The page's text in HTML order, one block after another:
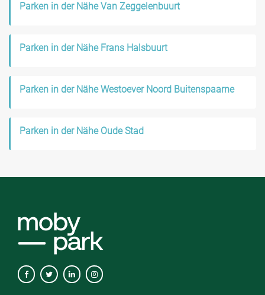
Parken in der Nähe Van Zeggelenbuurt
Parken in der Nähe Frans Halsbuurt
Parken in der Nähe Westoever Noord Buitenspaarne
Parken in der Nähe Oude Stad